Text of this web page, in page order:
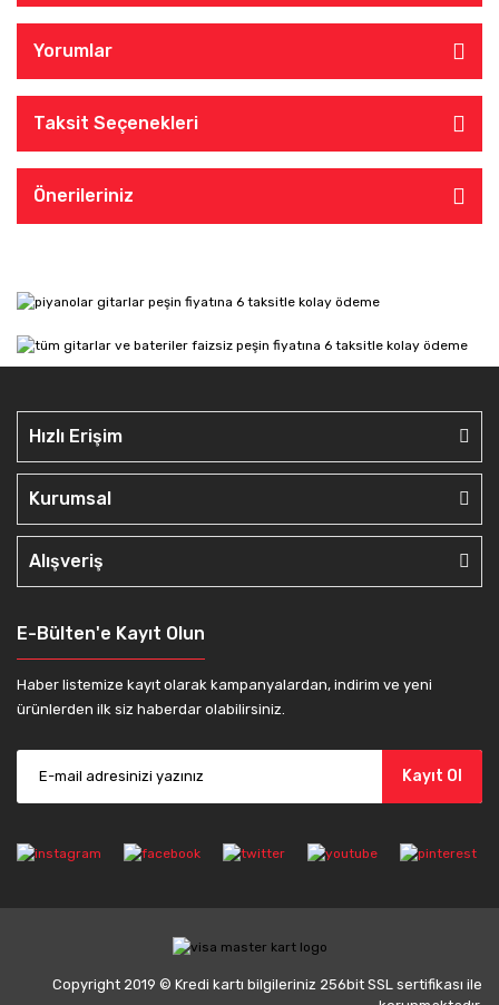
Yorumlar
Taksit Seçenekleri
Önerileriniz
Hızlı Erişim
Kurumsal
Alışveriş
E-Bülten'e Kayıt Olun
Haber listemize kayıt olarak kampanyalardan, indirim ve yeni
ürünlerden ilk siz haberdar olabilirsiniz.
Kayıt Ol
Copyright 2019 © Kredi kartı bilgileriniz 256bit SSL sertifikası ile